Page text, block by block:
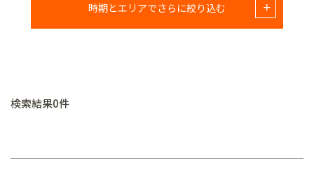
時期とエリアでさらに絞り込む
検索結果0件